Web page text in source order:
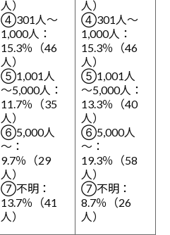
人）
④301人～
1,000人：
15.3％（46
人）
⑤1,001人
～5,000人：
11.7％（35
人）
⑥5,000人
～：
9.7％（29
人）
⑦不明：
13.7％（41
人）
人）
④301人～
1,000人：
15.3％（46
人）
⑤1,001人
～5,000人：
13.3％（40
人）
⑥5,000人
～：
19.3％（58
人）
⑦不明：
8.7％（26
人）